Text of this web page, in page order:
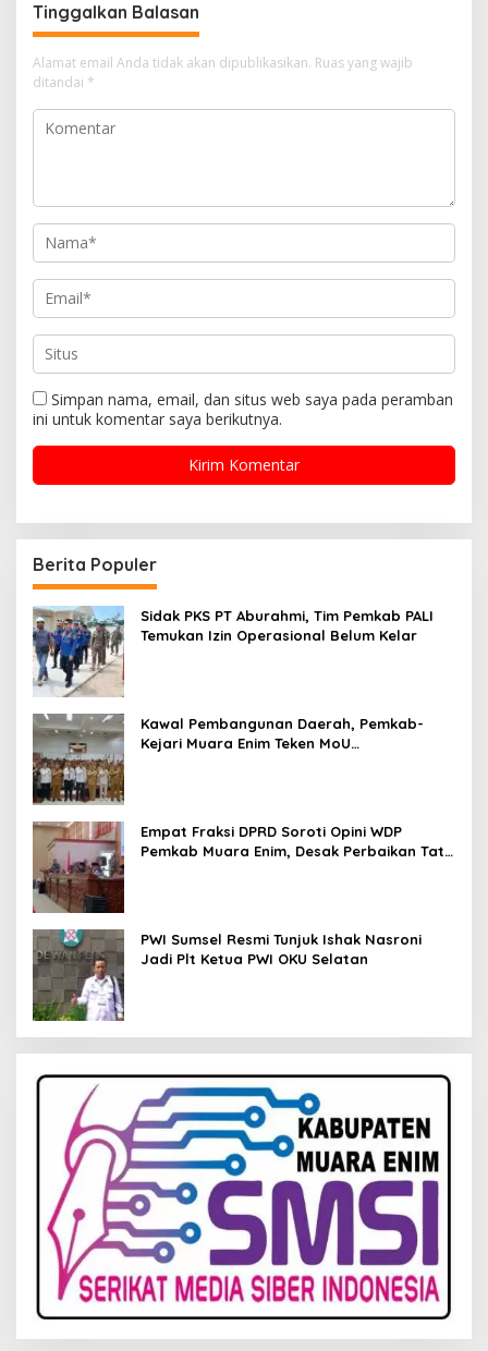
Tinggalkan Balasan
Alamat email Anda tidak akan dipublikasikan. Ruas yang wajib
ditandai *
Simpan nama, email, dan situs web saya pada peramban
ini untuk komentar saya berikutnya.
Berita Populer
Sidak PKS PT Aburahmi, Tim Pemkab PALI
Temukan Izin Operasional Belum Kelar
Kawal Pembangunan Daerah, Pemkab-
Kejari Muara Enim Teken MoU
Empat Fraksi DPRD Soroti Opini WDP
Pemkab Muara Enim, Desak Perbaikan Tata
PWI Sumsel Resmi Tunjuk Ishak Nasroni
Jadi Plt Ketua PWI OKU Selatan